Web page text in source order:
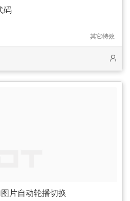
码
其它特效
片自动轮播切换